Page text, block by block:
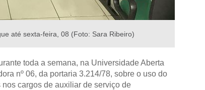
até sexta-feira, 08 (Foto: Sara Ribeiro)
toda a semana, na Universidade Aberta
nº 06, da portaria 3.214/78, sobre o uso do
cargos de auxiliar de serviço de